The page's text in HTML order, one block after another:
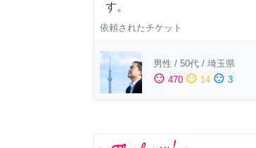
す。
依頼されたチケット
男性 / 50代 / 埼玉県
sentiment_satisfied 470 sentiment_neutral 14 sentiment_dissatisfied 3